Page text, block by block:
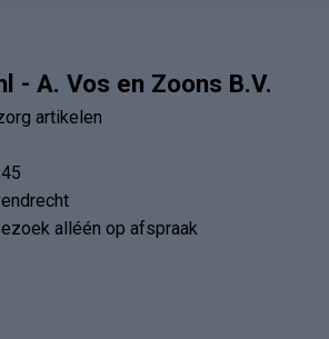
- A. Vos en Zoons B.V.
artikelen
alléén op afspraak